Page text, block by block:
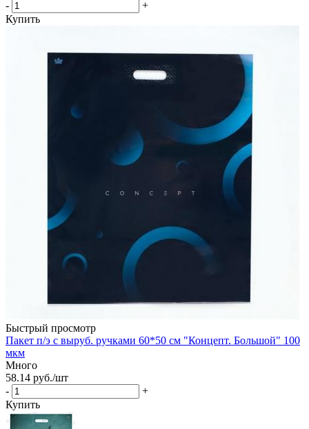
-
+
Купить
Быстрый просмотр
Пакет п/э с выруб. ручками 60*50 см "Концепт. Большой" 100
мкм
Много
58.14 руб./шт
-
+
Купить